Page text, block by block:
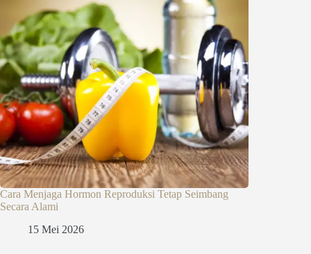
Cara Menjaga Hormon Reproduksi Tetap Seimbang
Secara Alami
15 Mei 2026